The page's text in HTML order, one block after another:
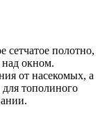
сетчатое полотно,
над окном.
от насекомых, а
тополиного